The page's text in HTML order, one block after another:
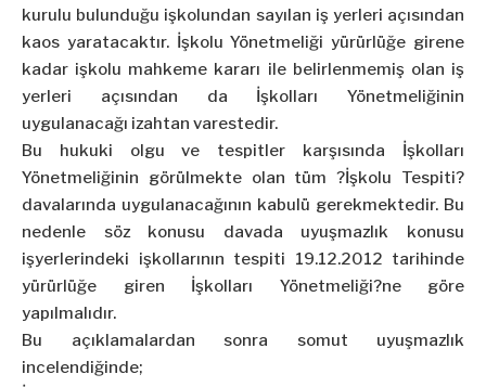
kurulu bulunduğu işkolundan sayılan iş yerleri açısından
kaos yaratacaktır. İşkolu Yönetmeliği yürürlüğe girene
kadar işkolu mahkeme kararı ile belirlenmemiş olan iş
yerleri açısından da İşkolları Yönetmeliğinin
uygulanacağı izahtan varestedir.
Bu hukuki olgu ve tespitler karşısında İşkolları
Yönetmeliğinin görülmekte olan tüm ?İşkolu Tespiti?
davalarında uygulanacağının kabulü gerekmektedir. Bu
nedenle söz konusu davada uyuşmazlık konusu
işyerlerindeki işkollarının tespiti 19.12.2012 tarihinde
yürürlüğe giren İşkolları Yönetmeliği?ne göre
yapılmalıdır.
Bu açıklamalardan sonra somut uyuşmazlık
incelendiğinde;